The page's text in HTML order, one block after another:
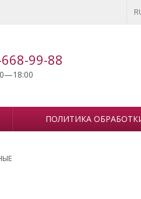
99-88
ПОЛИТИКА